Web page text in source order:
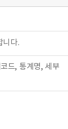
니다.
드, 통계명, 세부